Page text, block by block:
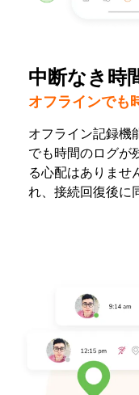
中断なき時
オフラインでも
オフライン記録機
でも時間のログが
る心配はありませ
れ、接続回復後に